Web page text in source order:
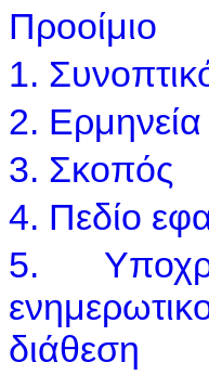
Προοίμιο
1.
2. Ερμηνεία
3. Σκοπός
4. Πεδίο
5.
διάθεση